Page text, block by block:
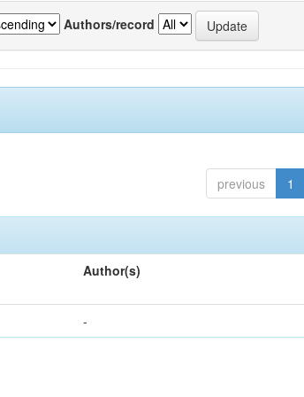
Authors/record
previous 1
Author(s)
-